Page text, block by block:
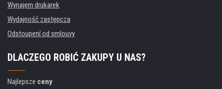
Wynajem drukarek
Wydajność zastępcza
Odstoupení od smlouvy
DLACZEGO ROBIĆ ZAKUPY U NAS?
Najlepsze ceny